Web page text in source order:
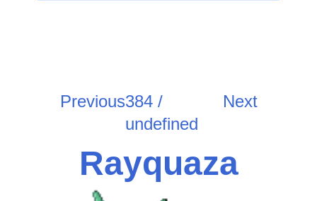
Previous384 /
undefined
Next
Rayquaza